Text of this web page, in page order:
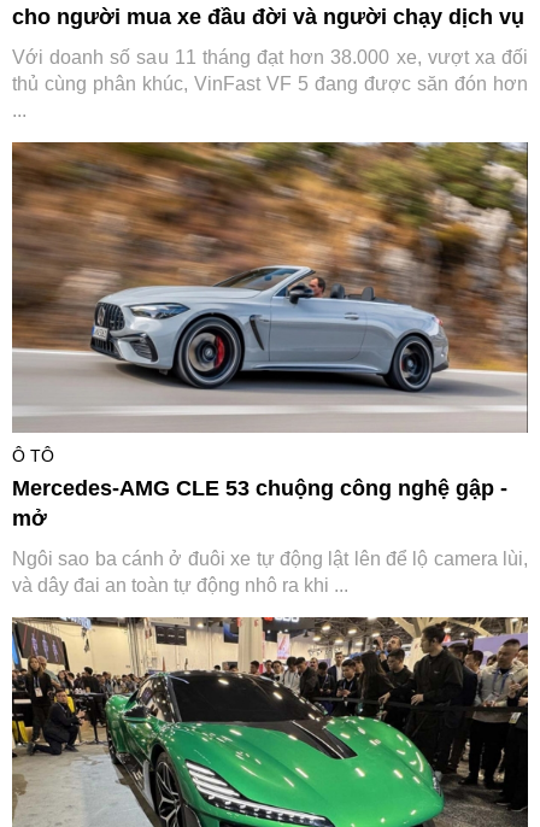
cho người mua xe đầu đời và người chạy dịch vụ
Với doanh số sau 11 tháng đạt hơn 38.000 xe, vượt xa đối
thủ cùng phân khúc, VinFast VF 5 đang được săn đón hơn
...
Ô TÔ
Mercedes-AMG CLE 53 chuộng công nghệ gập -
mở
Ngôi sao ba cánh ở đuôi xe tự động lật lên để lộ camera lùi,
và dây đai an toàn tự động nhô ra khi ...